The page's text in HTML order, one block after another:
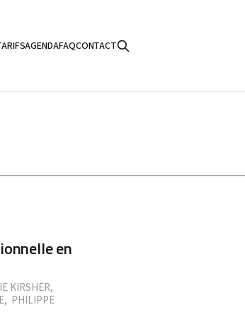
AGENDAFAQCONTACT
en
KIRSHER,
, PHILIPPE